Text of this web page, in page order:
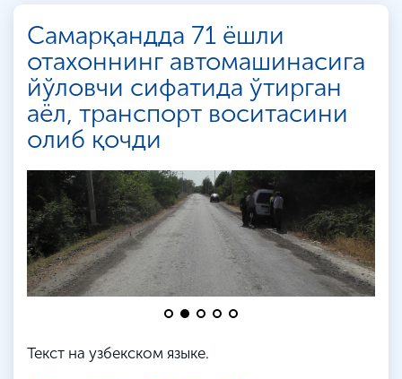
Самарқандда 71 ёшли
отахоннинг автомашинасига
йўловчи сифатида ўтирган
аёл, транспорт воситасини
олиб қочди
Текст на узбекском языке.